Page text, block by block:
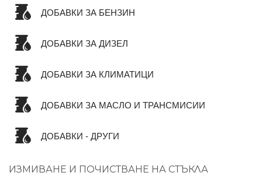
ДОБАВКИ ЗА БЕНЗИН
ДОБАВКИ ЗА ДИЗЕЛ
ДОБАВКИ ЗА КЛИМАТИЦИ
ДОБАВКИ ЗА МАСЛО И ТРАНСМИСИИ
ДОБАВКИ - ДРУГИ
ИЗМИВАНЕ И ПОЧИСТВАНЕ НА СТЪКЛА